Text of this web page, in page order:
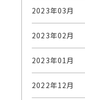
2023年03月
2023年02月
2023年01月
2022年12月